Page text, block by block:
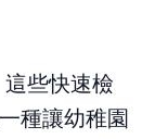
些快速檢
種讓幼稚園